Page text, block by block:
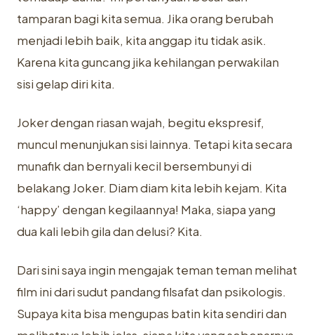
tamparan bagi kita semua. Jika orang berubah
menjadi lebih baik, kita anggap itu tidak asik.
Karena kita guncang jika kehilangan perwakilan
sisi gelap diri kita.
Joker dengan riasan wajah, begitu ekspresif,
muncul menunjukan sisi lainnya. Tetapi kita secara
munafik dan bernyali kecil bersembunyi di
belakang Joker. Diam diam kita lebih kejam. Kita
‘happy’ dengan kegilaannya! Maka, siapa yang
dua kali lebih gila dan delusi? Kita.
Dari sini saya ingin mengajak teman teman melihat
film ini dari sudut pandang filsafat dan psikologis.
Supaya kita bisa mengupas batin kita sendiri dan